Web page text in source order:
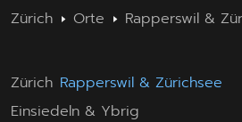
Zürich Orte Rapperswil &
Zürich Rapperswil & Zürichsee
Einsiedeln & Ybrig